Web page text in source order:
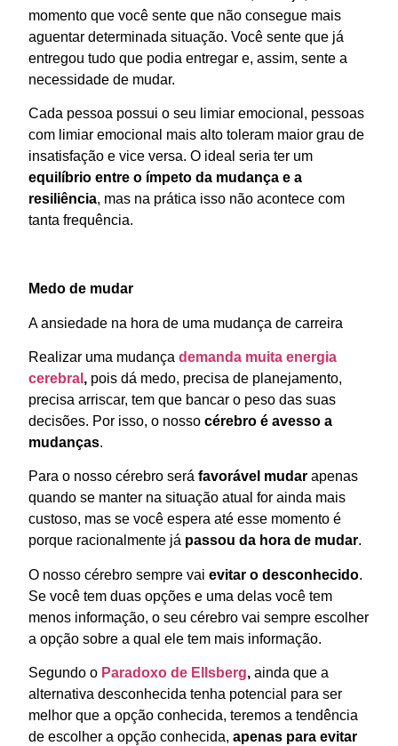
momento que você sente que não consegue mais
aguentar determinada situação. Você sente que já
entregou tudo que podia entregar e, assim, sente a
necessidade de mudar.
Cada pessoa possui o seu limiar emocional, pessoas
com limiar emocional mais alto toleram maior grau de
insatisfação e vice versa. O ideal seria ter um
equilíbrio entre o ímpeto da mudança e a
resiliência, mas na prática isso não acontece com
tanta frequência.
Medo de mudar
A ansiedade na hora de uma mudança de carreira
Realizar uma mudança demanda muita energia
cerebral , pois dá medo, precisa de planejamento,
precisa arriscar, tem que bancar o peso das suas
decisões. Por isso, o nosso cérebro é avesso a
mudanças.
Para o nosso cérebro será favorável mudar apenas
quando se manter na situação atual for ainda mais
custoso, mas se você espera até esse momento é
porque racionalmente já passou da hora de mudar.
O nosso cérebro sempre vai evitar o desconhecido.
Se você tem duas opções e uma delas você tem
menos informação, o seu cérebro vai sempre escolher
a opção sobre a qual ele tem mais informação.
Segundo o Paradoxo de Ellsberg, ainda que a
alternativa desconhecida tenha potencial para ser
melhor que a opção conhecida, teremos a tendência
de escolher a opção conhecida, apenas para evitar